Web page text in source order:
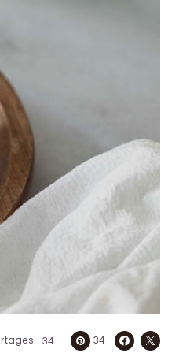
34 34